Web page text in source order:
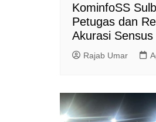
KominfoSS
Petugas dan
Akurasi
Rajab Umar